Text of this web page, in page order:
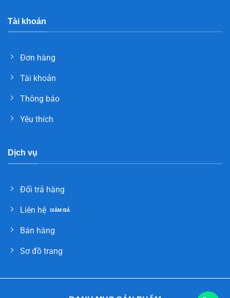
Tài khoản
Đơn hàng
Tài khoản
Thông báo
Yêu thích
Dịch vụ
Đổi trả hàng
Liên hệ
Bán hàng
Sơ đồ trang